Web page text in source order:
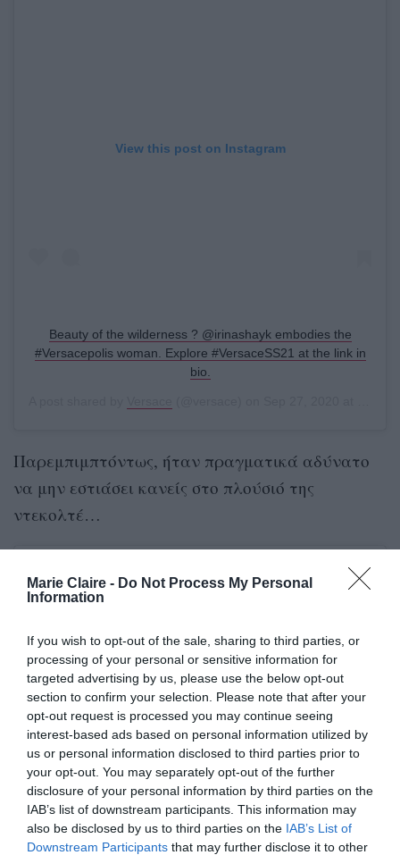
Marie Claire - Do Not Process My Personal
Information
If you wish to opt-out of the sale, sharing to third parties, or
processing of your personal or sensitive information for
targeted advertising by us, please use the below opt-out
section to confirm your selection. Please note that after your
opt-out request is processed you may continue seeing
interest-based ads based on personal information utilized by
us or personal information disclosed to third parties prior to
your opt-out. You may separately opt-out of the further
disclosure of your personal information by third parties on the
IAB’s list of downstream participants. This information may
also be disclosed by us to third parties on the IAB’s List of
Downstream Participants that may further disclose it to other
View this post on Instagram
Beauty of the wilderness ? @irinashayk embodies the
#Versacepolis woman. Explore #VersaceSS21 at the link in
bio.
Παρεμπιμπτόντως, ήταν πραγματικά αδύνατο
να μην εστιάσει κανείς στο πλούσιό της
ντεκολτέ…